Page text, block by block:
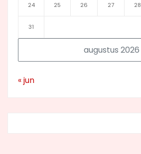
augustus 2026
24 25 26 27 28
31
« jun